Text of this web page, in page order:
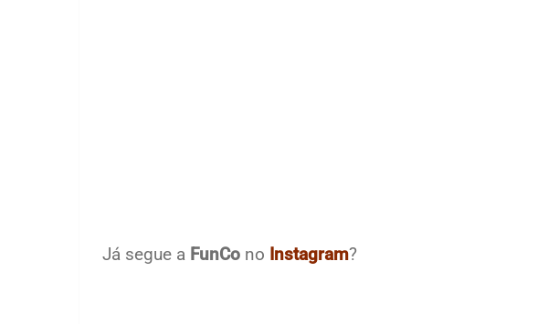
Já segue a FunCo no Instagram?